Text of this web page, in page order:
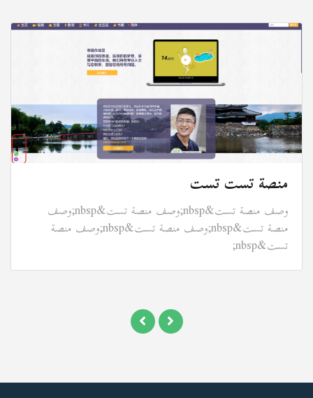
منصة تست تست
وصف منصة تست&nbsp;وصف منصة تست&nbsp;وصف
منصة تست&nbsp;وصف منصة تست&nbsp;وصف منصة
تست&nbsp;